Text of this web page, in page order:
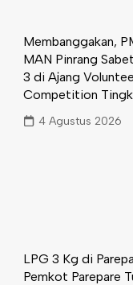
Membanggakan,
MAN Pinrang
3 di Ajang
Competition
4 Agustus 2026
LPG 3 Kg di
Pemkot Parepare